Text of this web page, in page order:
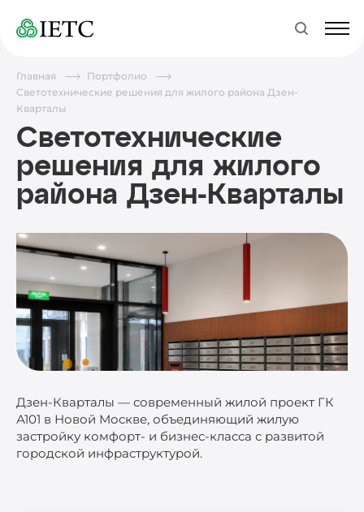
Главная
Портфолио
Светотехнические решения для жилого района Дзен-
Кварталы
Светотехнические
решения для жилого
района Дзен-Кварталы
Дзен-Кварталы — современный жилой проект ГК
А101 в Новой Москве, объединяющий жилую
застройку комфорт- и бизнес-класса с развитой
городской инфраструктурой.